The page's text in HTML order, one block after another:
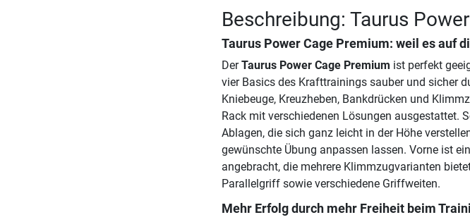
Beschreibung: Taurus
Taurus Power Cage Premium: weil es auf
DerTaurus Power Cage Premium ist perfekt
vier Basics des Krafttrainings sauber und sicher
Kniebeuge, Kreuzheben, Bankdrücken und
Rack mit verschiedenen Lösungen ausgestattet.
Ablagen, die sich ganz leicht in der Höhe
gewünschte Übung anpassen lassen. Vorne ist
angebracht, die mehrere Klimmzugvarianten
Parallelgriff sowie verschiedene Griffweiten.
Mehr Erfolg durch mehr Freiheit beim